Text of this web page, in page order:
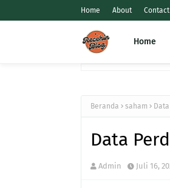
Home About Contact
Home
Beranda saham
Data
Admin Juli 16,